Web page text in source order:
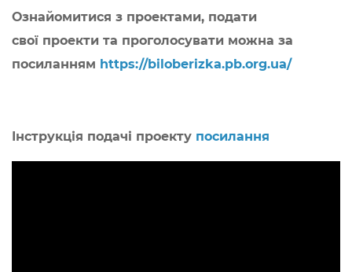
Ознайомитися з проектами, подати
свої проекти та проголосувати можна за
посиланням https://biloberizka.pb.org.ua/
Інструкція подачі проекту посилання